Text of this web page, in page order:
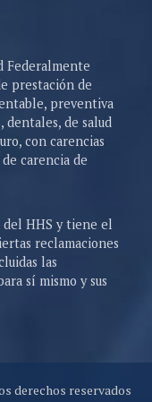
Federalmente
prestación de
preventiva
dentales, de salud
con carencias
carencia de
HHS y tiene el
reclamaciones
las
sí mismo y sus
derechos reservados